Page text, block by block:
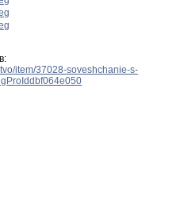
item/37028-soveshchanie-s-